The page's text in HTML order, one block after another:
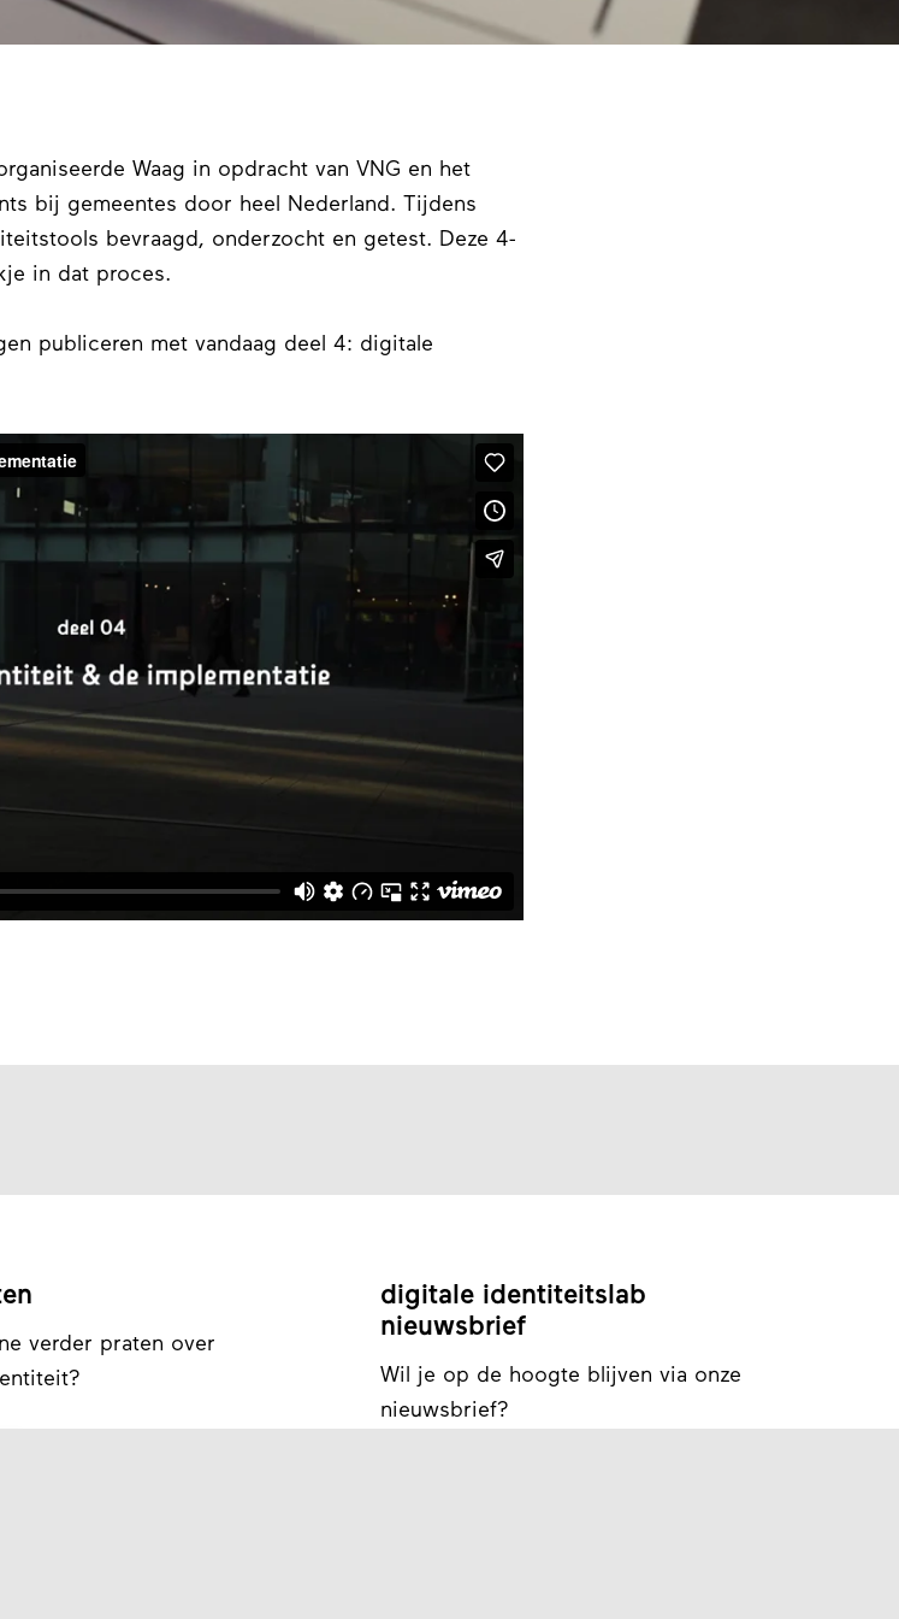
Waag in opdracht van VNG en het
bij gemeentes door heel Nederland. Tijdens
bevraagd, onderzocht en getest. Deze 4-
in dat proces.
publiceren met vandaag deel 4: digitale
verder praten over
digitale identiteitslab
nieuwsbrief
Wil je op de hoogte blijven via onze
nieuwsbrief?